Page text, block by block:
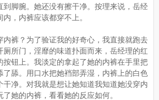
到脚腕。她还没有擦干净。按理来说，岳经
，内裤应该都穿不上。
裤？为了验证我的好奇心，我直接就跑去
厕所门，淫靡的味道扑面而来，岳经理的红
按钮上。我淡定的拿起了她的内裤在手里把
了舔。用口水把她裆部弄湿，内裤上的白色
干净。对我就是想让她知道我知道她没穿内
她的内裤，看看她的反应如何。